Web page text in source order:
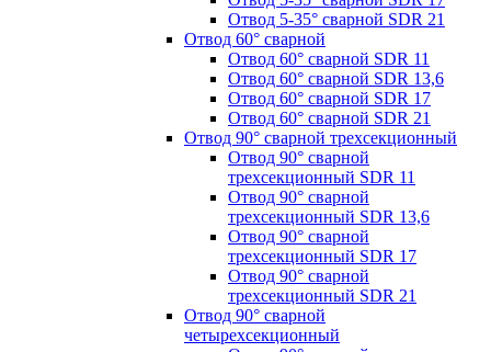
Отвод 5-35° сварной SDR 21
Отвод 60° сварной
Отвод 60° сварной SDR 11
Отвод 60° сварной SDR 13,6
Отвод 60° сварной SDR 17
Отвод 60° сварной SDR 21
Отвод 90° сварной трехсекционный
Отвод 90° сварной
трехсекционный SDR 11
Отвод 90° сварной
трехсекционный SDR 13,6
Отвод 90° сварной
трехсекционный SDR 17
Отвод 90° сварной
трехсекционный SDR 21
Отвод 90° сварной
четырехсекционный